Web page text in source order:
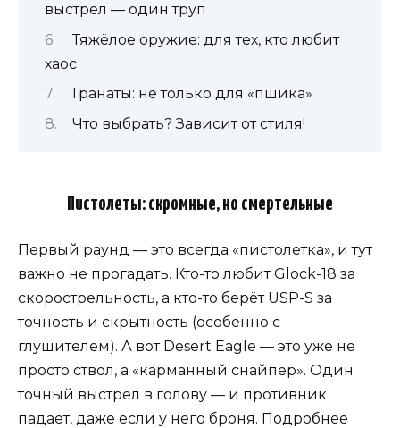
выстрел — один труп
Тяжёлое оружие: для тех, кто любит
хаос
Гранаты: не только для «пшика»
Что выбрать? Зависит от стиля!
Пистолеты: скромные, но смертельные
Первый раунд — это всегда «пистолетка», и тут
важно не прогадать. Кто-то любит Glock-18 за
скорострельность, а кто-то берёт USP-S за
точность и скрытность (особенно с
глушителем). А вот Desert Eagle — это уже не
просто ствол, а «карманный снайпер». Один
точный выстрел в голову — и противник
падает, даже если у него броня. Подробнее